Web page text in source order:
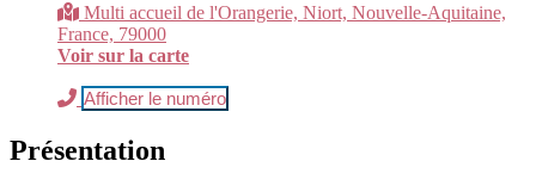
Multi accueil de l'Orangerie, Niort, Nouvelle-Aquitaine,
France, 79000
Voir sur la carte
Afficher le numéro
Présentation